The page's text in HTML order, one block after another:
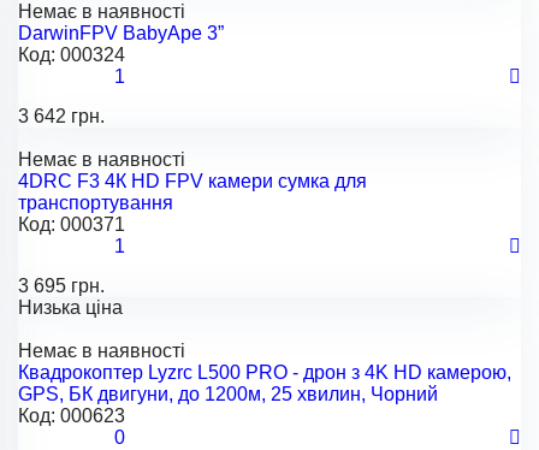
Немає в наявності
DarwinFPV BabyApe 3”
Код: 000324
1
3 642 грн.
Немає в наявності
4DRC F3 4К HD FPV камери сумка для
транспортування
Код: 000371
1
3 695 грн.
Низька ціна
Немає в наявності
Квадрокоптер Lyzrc L500 PRO - дрон з 4K HD камерою,
GPS, БК двигуни, до 1200м, 25 хвилин, Чорний
Код: 000623
0